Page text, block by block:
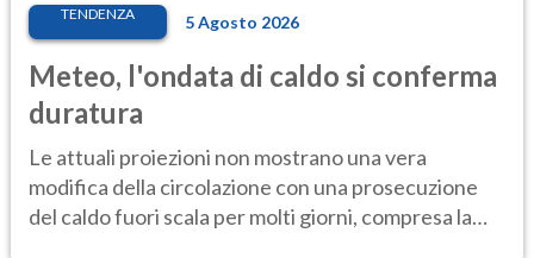
TENDENZA 5 Agosto 2026
Meteo, l'ondata di caldo si conferma
duratura
Le attuali proiezioni non mostrano una vera
modifica della circolazione con una prosecuzione
del caldo fuori scala per molti giorni, compresa la